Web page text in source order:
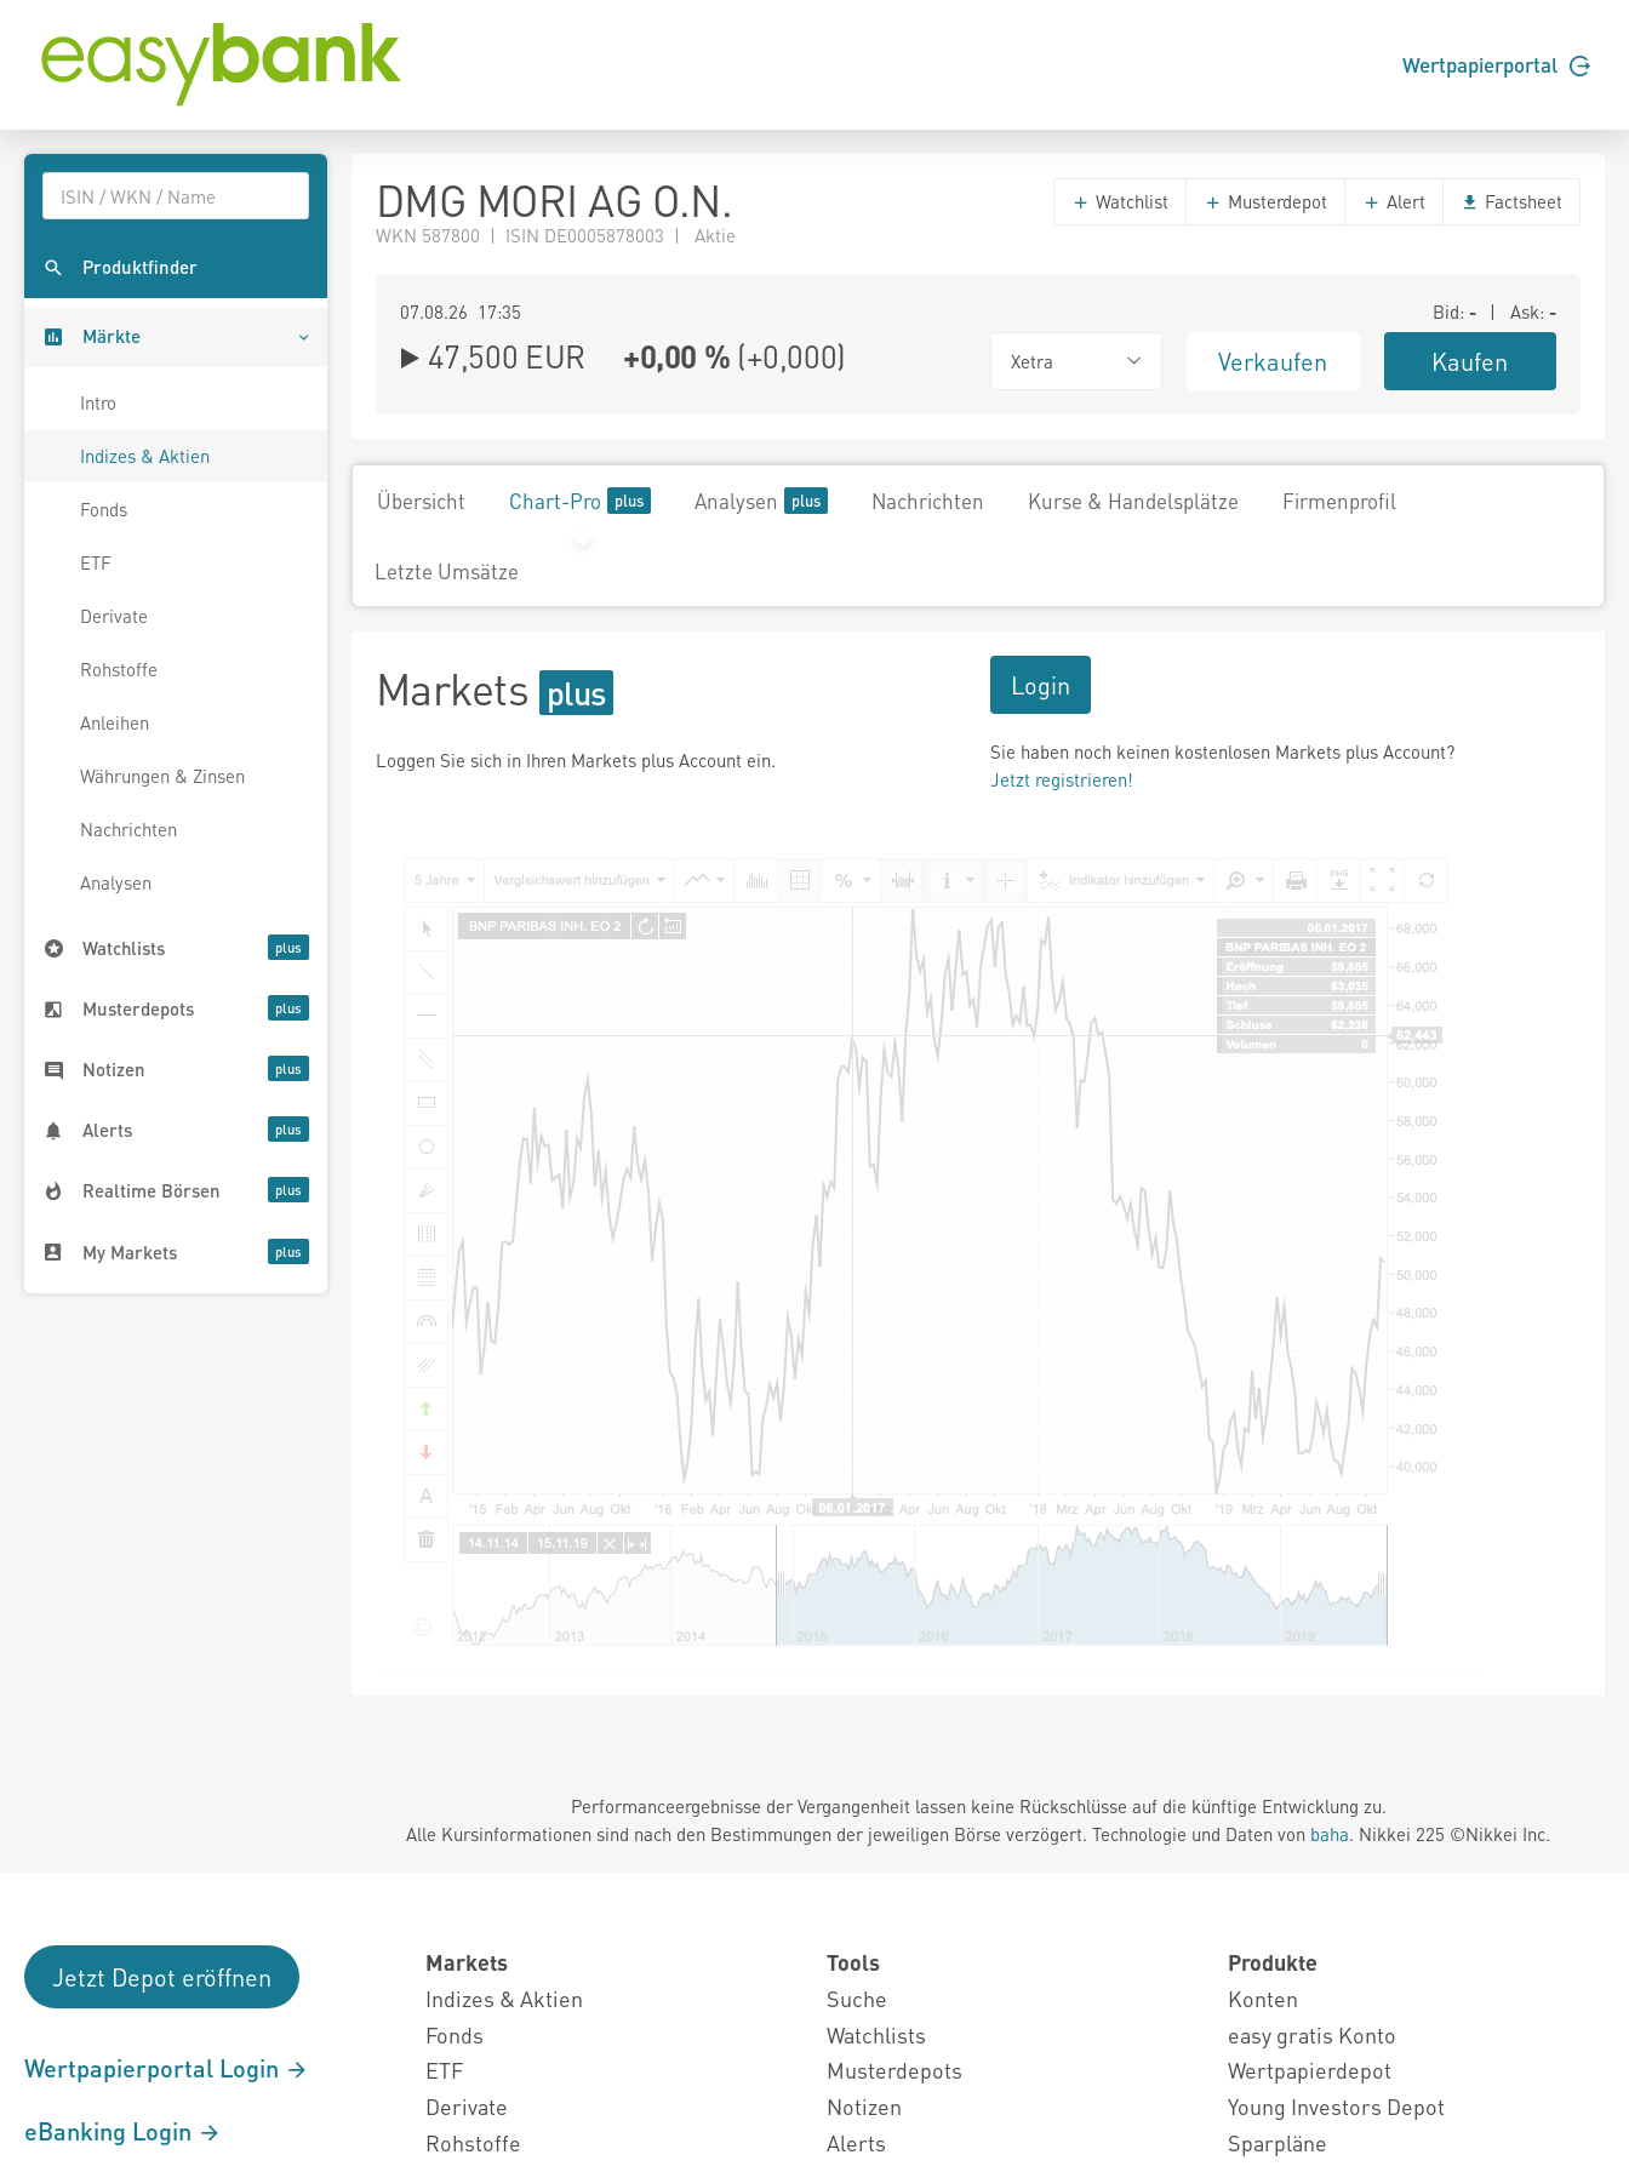
Wertpapierportal
Produktfinder
Märkte
Intro
Indizes & Aktien
Fonds
ETF
Derivate
Rohstoffe
Anleihen
Währungen & Zinsen
Nachrichten
Analysen
Watchlists
Musterdepots
Notizen
Alerts
Realtime Börsen
My Markets
DMG MORI AG O.N.
WKN 587800 | ISIN DE0005878003 | Aktie
Watchlist Musterdepot Alert Factsheet
07.08.26 17:35 Bid: - | Ask: -
47,500 EUR +0,00 % (+0,000) Xetra Verkaufen Kaufen
Übersicht Chart-Pro Analysen Nachrichten Kurse & Handelsplätze Firmenprofil
Letzte Umsätze
Markets
Loggen Sie sich in Ihren Markets plus Account ein.
Login
Sie haben noch keinen kostenlosen Markets plus Account?
Jetzt registrieren!
Performanceergebnisse der Vergangenheit lassen keine Rückschlüsse auf die künftige Entwicklung zu.
Alle Kursinformationen sind nach den Bestimmungen der jeweiligen Börse verzögert. Technologie und Daten von baha. Nikkei 225 ©Nikkei Inc.
Jetzt Depot eröffnen
Wertpapierportal Login
eBanking Login
Markets
Indizes & Aktien
Fonds
ETF
Derivate
Rohstoffe
Tools
Suche
Watchlists
Musterdepots
Notizen
Alerts
Produkte
Konten
easy gratis Konto
Wertpapierdepot
Young Investors Depot
Sparpläne